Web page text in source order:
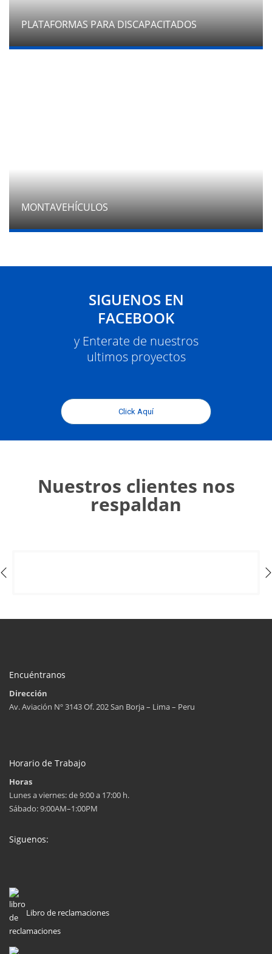
PLATAFORMAS PARA DISCAPACITADOS
MONTAVEHÍCULOS
SIGUENOS EN
FACEBOOK
y Enterate de nuestros
ultimos proyectos
Click Aquí
Nuestros clientes nos
respaldan
Encuéntranos
Dirección
Av. Aviación Nº 3143 Of. 202 San Borja – Lima – Peru
Horario de Trabajo
Horas
Lunes a viernes: de 9:00 a 17:00 h.
Sábado: 9:00AM–1:00PM
Siguenos:
Libro de reclamaciones